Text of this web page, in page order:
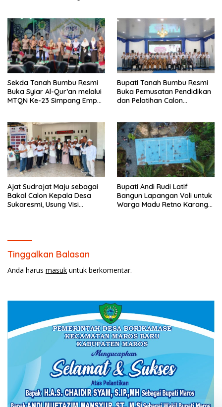
Sekda Tanah Bumbu Resmi
Buka Syiar Al-Qur’an melalui
MTQN Ke-23 Simpang Empat
Bupati Tanah Bumbu Resmi
Buka Pemusatan Pendidikan
dan Pelatihan Calon
Ajat Sudrajat Maju sebagai
Bakal Calon Kepala Desa
Sukaresmi, Usung Visi
Bupati Andi Rudi Latif
Bangun Lapangan Voli untuk
Warga Madu Retno Karang
Tinggalkan Balasan
Anda harus masuk untuk berkomentar.